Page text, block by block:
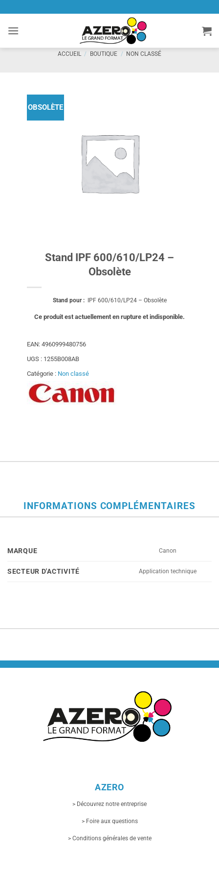
contenu
ACCUEIL / BOUTIQUE / NON CLASSÉ
OBSOLÈTE
Stand IPF 600/610/LP24 –
Obsolète
Stand pour :IPF 600/610/LP24 – Obsolète
Ce produit est actuellement en rupture et indisponible.
EAN: 4960999480756
UGS : 1255B008AB
Catégorie : Non classé
INFORMATIONS COMPLÉMENTAIRES
MARQUE Canon
SECTEUR D'ACTIVITÉ Application technique
AZERO
> Découvrez notre entreprise
> Foire aux questions
> Conditions générales de vente